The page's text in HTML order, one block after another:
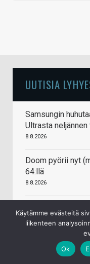
UUTISIA
Samsungin
Ultrasta
8.8.2026
Doom pyörii nyt
64:llä
8.8.2026
puhelinten siruja
Doom pyörii nyt
Käytämme evästeitä
liikenteen
Ok